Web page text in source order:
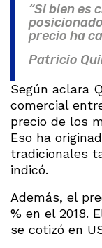
“Si bien es
precio ha
Patricio
Según aclara
comercial
precio de los
Eso ha
tradicionales
indicó.
Además, el
% en el 2018.
se cotizó en